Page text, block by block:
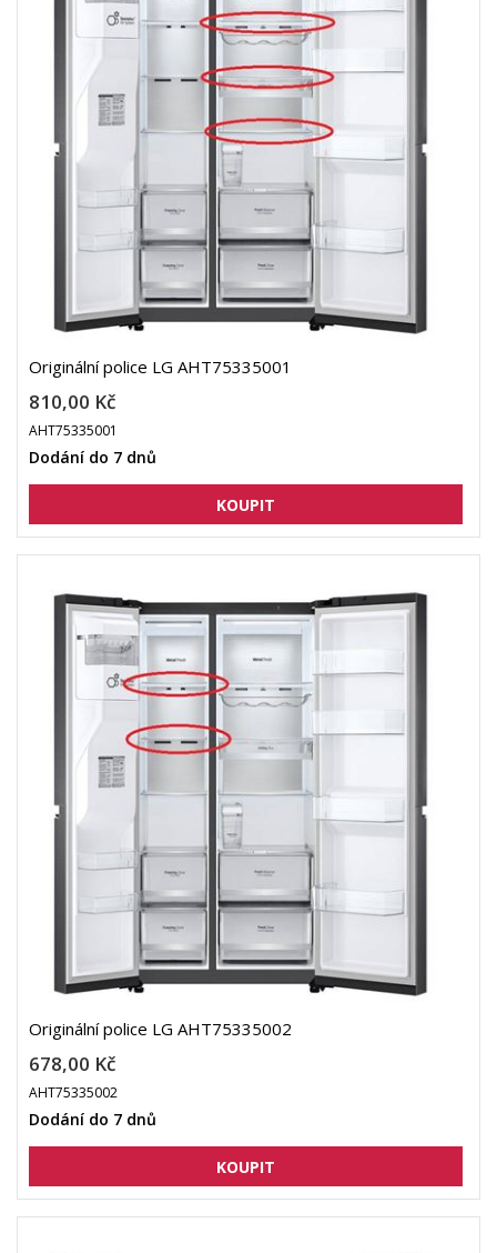
Originální police LG AHT75335001
810,00 Kč
AHT75335001
Dodání do 7 dnů
Originální police LG AHT75335002
678,00 Kč
AHT75335002
Dodání do 7 dnů